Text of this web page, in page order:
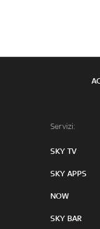
Servizi:
SKY TV
SKY APPS
NOW
SKY BAR